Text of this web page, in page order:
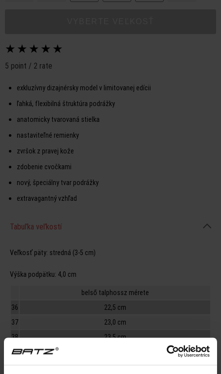
★ ★ ★ ★ ★
5 point / 2 rate
exkluzívny dizajnérsky model v limitovanej edícii
ľahká, flexibilná štruktúra podrážky
anatomicky tvarovaná stielka
nastaviteľné remienky
zvršok z pravej kože
zdobenie cvočkami
nový, špeciálny tvar podrážky
extravagantný vzhľad
Tabuľka veľkostí
Veľkosť päty: stredná (3-5 cm)
Výška podpätku: 4,0 cm
belső talphossz mérete
36
22,5 cm
37
23,0 cm
38
23,5 cm
39